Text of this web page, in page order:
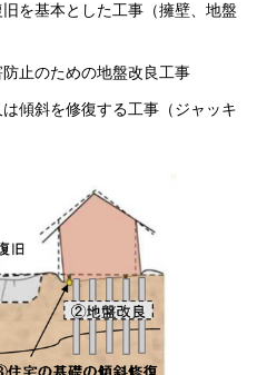
基本とした工事（擁壁、地盤
止のための地盤改良工事
傾斜を修復する工事（ジャッキ